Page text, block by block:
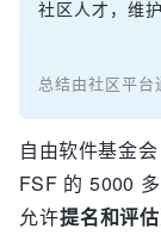
社区人才，维
总结由社区平
自由软件基金
FSF 的 5000
允许提名和评估